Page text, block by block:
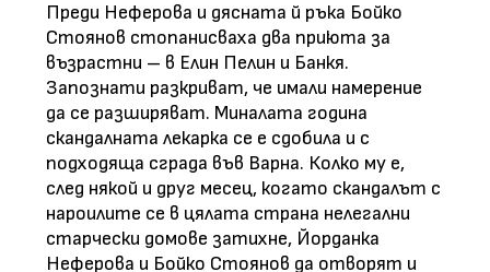
Преди Неферова и дясната й ръка Бойко
Стоянов стопанисваха два приюта за
възрастни – в Елин Пелин и Банкя.
Запознати разкриват, че имали намерение
да се разширяват. Миналата година
скандалната лекарка се е сдобила и с
подходяща сграда във Варна. Колко му е,
след някой и друг месец, когато скандалът с
нароилите се в цялата страна нелегални
старчески домове затихне, Йорданка
Неферова и Бойко Стоянов да отворят и